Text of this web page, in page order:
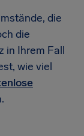
die
die
in Ihrem Fall
wie viel